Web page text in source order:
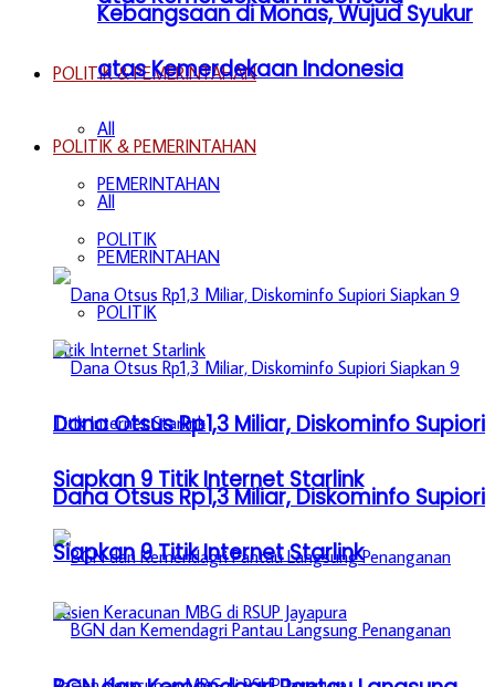
POLITIK & PEMERINTAHAN
All
PEMERINTAHAN
POLITIK
Dana Otsus Rp1,3 Miliar, Diskominfo Supiori
Siapkan 9 Titik Internet Starlink
Kebangsaan di Monas, Wujud Syukur
atas Kemerdekaan Indonesia
POLITIK & PEMERINTAHAN
All
PEMERINTAHAN
POLITIK
Dana Otsus Rp1,3 Miliar, Diskominfo Supiori
Siapkan 9 Titik Internet Starlink